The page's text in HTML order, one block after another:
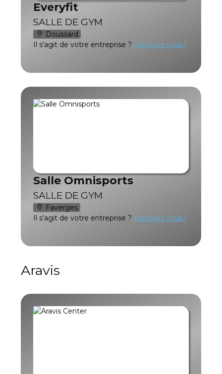
Everyfit
SALLE DE GYM
Doussard
Il s'agit de votre entreprise ? Inscrivez vous !
Salle Omnisports
SALLE DE GYM
Faverges
Il s'agit de votre entreprise ? Inscrivez vous !
Aravis